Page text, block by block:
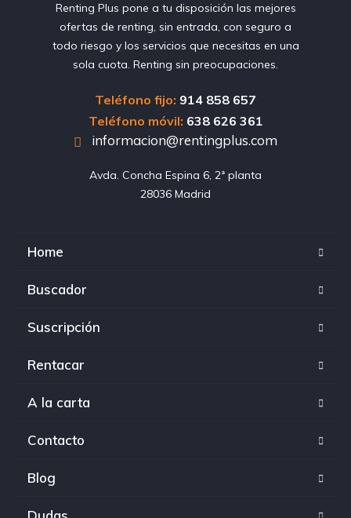
Renting Plus pone a tu disposición las mejores
ofertas de renting, sin entrada, con seguro a
todo riesgo y los servicios que necesitas en una
sola cuota. Renting sin preocupaciones.
Teléfono fijo: 914 858 657
Teléfono móvil: 638 626 361
informacion@rentingplus.com
Avda. Concha Espina 6, 2ª planta
28036 Madrid
Home
Buscador
Suscripción
Rentacar
A la carta
Contacto
Blog